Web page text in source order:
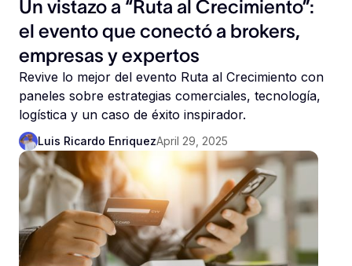
Un vistazo a “Ruta al Crecimiento”:
el evento que conectó a brokers,
empresas y expertos
Revive lo mejor del evento Ruta al Crecimiento con
paneles sobre estrategias comerciales, tecnología,
logística y un caso de éxito inspirador.
Luis Ricardo EnriquezApril 29, 2025